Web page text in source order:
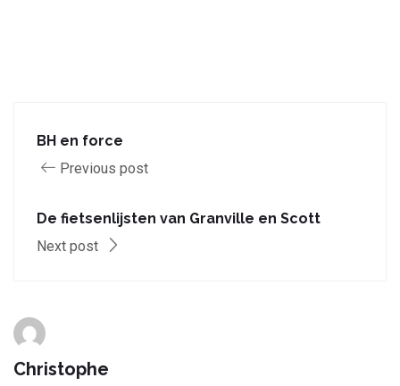
BH en force
Previous post
De fietsenlijsten van Granville en Scott
Next post
Christophe